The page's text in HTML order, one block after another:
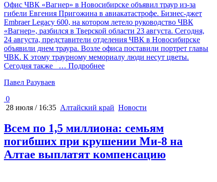
Офис ЧВК «Вагнер» в Новосибирске объявил траур из-за
гибели Евгения Пригожина в авиакатастрофе. Бизнес-джет
Embraer Legacy 600, на котором летело руководство ЧВК
«Вагнер», разбился в Тверской области 23 августа. Сегодня,
24 августа, представители отделения ЧВК в Новосибирске
объявили днем траура. Возле офиса поставили портрет главы
ЧВК. К этому траурному мемориалу люди несут цветы.
Сегодня также
… Подробнее
Павел Разуваев
0
28 июля / 16:35 Алтайский край Новости
Всем по 1,5 миллиона: семьям
погибших при крушении Ми-8 на
Алтае выплатят компенсацию